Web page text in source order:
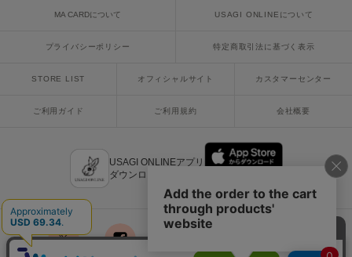
スナイデル ホーム
SOFER
SOMEWHERE BUTTER.
サムウェアバター
SORIN
ソリン
Stylevoice for xxx
MA CARDについて USAGI ONLINEについて
プライバシーポリシー 特定商取引法に基づく表示
STORE LIST オフィシャルサイト カスタマーセンター
ご利用ガイド ご利用規約 会社概要
USAGI ONLINEアプリ
ダウンロードはこちら